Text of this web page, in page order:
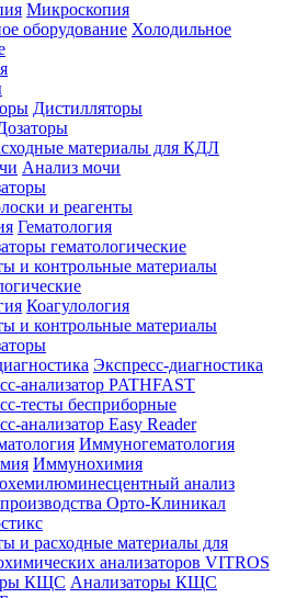
Микроскопия
Холодильное
Дистилляторы
материалы для КДЛ
Анализ мочи
и реагенты
Гематология
гематологические
и контрольные материалы
Коагулология
и контрольные материалы
Экспресс-диагностика
анализатор PATHFAST
тесты бесприборные
анализатор Easy Reader
Иммуногематология
Иммунохимия
анализ
Орто-Клиникал
и расходные материалы для
анализаторов VITROS
Анализаторы КЩС